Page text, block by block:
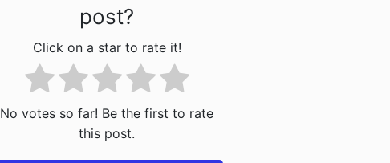
post?
Click on a star to rate it!
No votes so far! Be the first to rate
this post.